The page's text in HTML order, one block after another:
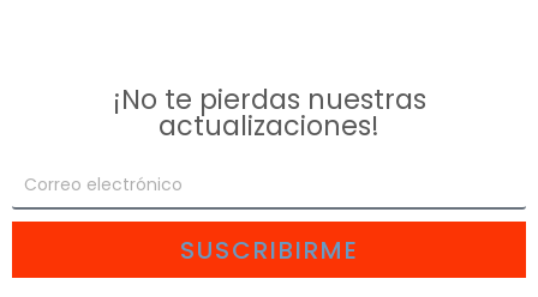
¡No te pierdas nuestras
actualizaciones!
SUSCRIBIRME